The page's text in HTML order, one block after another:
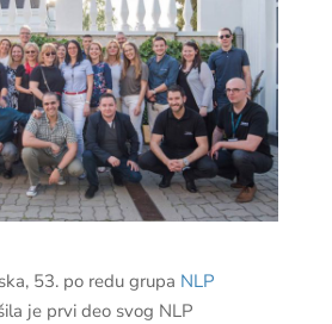
53. po redu grupa NLP
je prvi deo svog NLP